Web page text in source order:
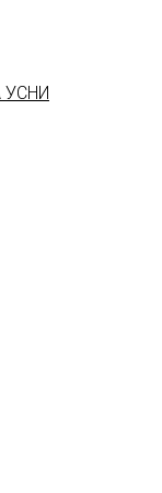
УСНИ